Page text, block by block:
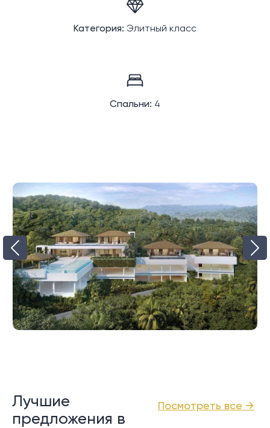
Категория: Элитный класс
Спальни: 4
Посмотреть все →
Лучшие
предложения в